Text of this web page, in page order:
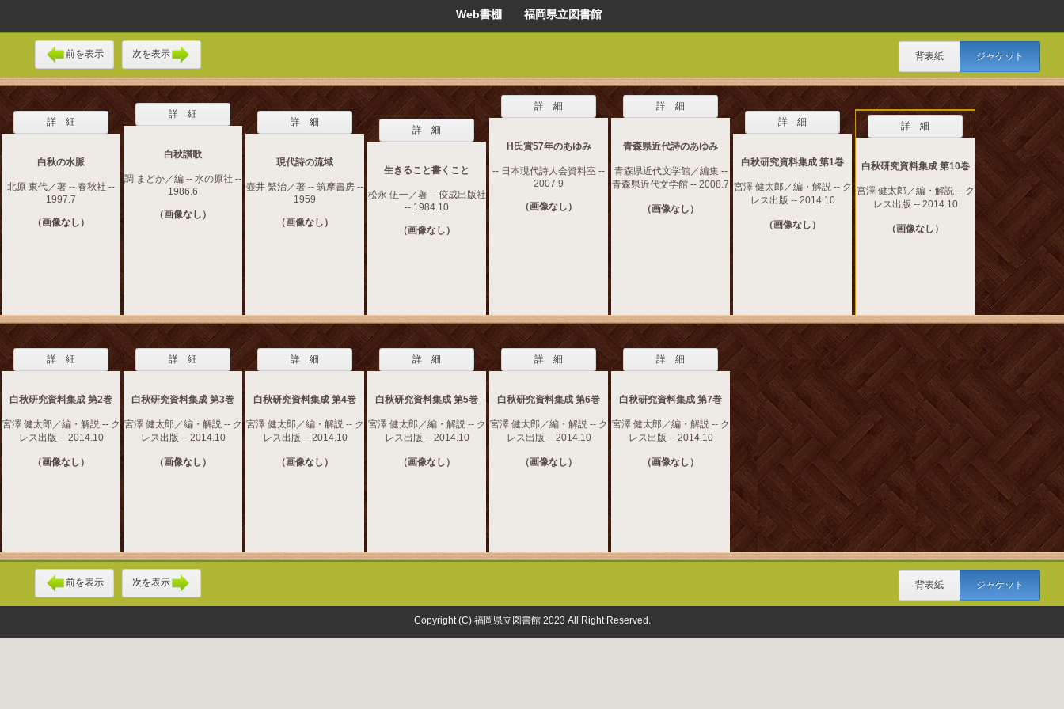
Web書棚 福岡県立図書館
前を表示 次を表示 背表紙 ジャケット
詳 細
白秋の水脈
北原 東代／著 -- 春秋社 --
1997.7
（画像なし）
詳 細
白秋讃歌
調 まどか／編 -- 水の原社 --
1986.6
（画像なし）
詳 細
現代詩の流域
壺井 繁治／著 -- 筑摩書房 --
1959
（画像なし）
詳 細
生きること書くこと
松永 伍一／著 -- 佼成出版社
-- 1984.10
（画像なし）
詳 細
H氏賞57年のあゆみ
-- 日本現代詩人会資料室 --
2007.9
（画像なし）
詳 細
青森県近代詩のあゆみ
青森県近代文学館／編集 --
青森県近代文学館 -- 2008.7
（画像なし）
詳 細
白秋研究資料集成 第1巻
宮澤 健太郎／編・解説 -- ク
レス出版 -- 2014.10
（画像なし）
詳 細
白秋研究資料集成 第10巻
宮澤 健太郎／編・解説 -- ク
レス出版 -- 2014.10
（画像なし）
詳 細
白秋研究資料集成 第2巻
宮澤 健太郎／編・解説 -- ク
レス出版 -- 2014.10
（画像なし）
詳 細
白秋研究資料集成 第3巻
宮澤 健太郎／編・解説 -- ク
レス出版 -- 2014.10
（画像なし）
詳 細
白秋研究資料集成 第4巻
宮澤 健太郎／編・解説 -- ク
レス出版 -- 2014.10
（画像なし）
詳 細
白秋研究資料集成 第5巻
宮澤 健太郎／編・解説 -- ク
レス出版 -- 2014.10
（画像なし）
詳 細
白秋研究資料集成 第6巻
宮澤 健太郎／編・解説 -- ク
レス出版 -- 2014.10
（画像なし）
詳 細
白秋研究資料集成 第7巻
宮澤 健太郎／編・解説 -- ク
レス出版 -- 2014.10
（画像なし）
前を表示 次を表示 背表紙 ジャケット
Copyright (C) 福岡県立図書館 2023 All Right Reserved.